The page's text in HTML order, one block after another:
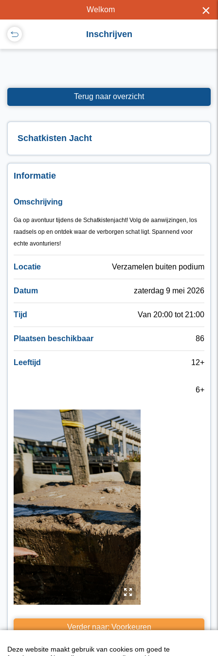
Welkom ×
Inschrijven
Terug naar overzicht
Schatkisten Jacht
Informatie
Omschrijving
Ga op avontuur tijdens de Schatkistenjacht! Volg de aanwijzingen, los
raadsels op en ontdek waar de verborgen schat ligt. Spannend voor
echte avonturiers!
Locatie Verzamelen buiten podium
Datum zaterdag 9 mei 2026
Tijd Van 20:00 tot 21:00
Plaatsen beschikbaar 86
Leeftijd 12+
6+
y
Verder naar: Voorkeuren
Deze website maakt gebruik van cookies om goed te